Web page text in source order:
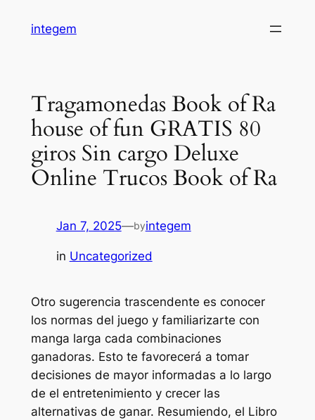
integem
Tragamonedas Book of Ra
house of fun GRATIS 80
giros Sin cargo Deluxe
Online Trucos Book of Ra
Jan 7, 2025—byintegem
in Uncategorized
Otro sugerencia trascendente es conocer
los normas del juego y familiarizarte con
manga larga cada combinaciones
ganadoras. Esto te favorecerá a tomar
decisiones de mayor informadas a lo largo
de el entretenimiento y crecer las
alternativas de ganar. Resumiendo, el Libro